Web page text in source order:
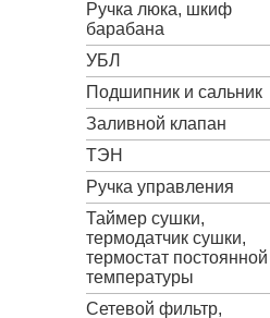
Ручка люка, шкиф
барабана
УБЛ
Подшипник и сальник
Заливной клапан
ТЭН
Ручка управления
Таймер сушки,
термодатчик сушки,
термостат постоянной
температуры
Сетевой фильтр,